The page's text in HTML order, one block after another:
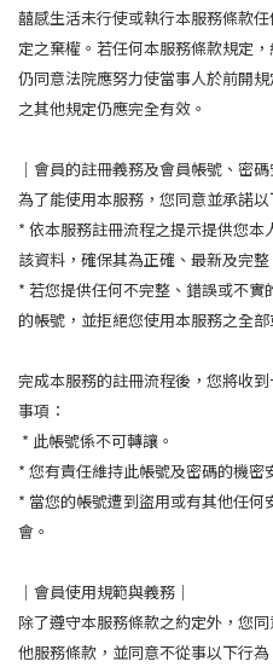
囍感生活未行使或執行本服務條款
定之棄權。若任何本服務條款規定
仍同意法院應努力使當事人於前開
之其他規定仍應完全有效。
｜會員的註冊義務及會員帳號、密碼
為了能使用本服務，您同意並承諾以
* 依本服務註冊流程之提示提供您
該資料，確保其為正確、最新及完整
* 若您提供任何不完整、錯誤或不
的帳號，並拒絕您使用本服務之全
完成本服務的註冊流程後，您將收
事項：
* 此帳號係不可轉讓。
* 您有責任維持此帳號及密碼的機密
* 當您的帳號遭到盜用或有其他任
會。
｜會員使用規範與義務｜
除了遵守本服務條款之約定外，您
他服務條款，並同意不從事以下行